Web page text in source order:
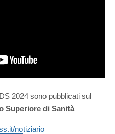
2024 sono pubblicati sul
Superiore di Sanità
notiziario